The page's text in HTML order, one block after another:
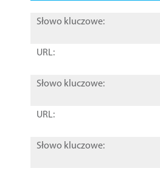
Słowo kluczowe:
URL:
Słowo kluczowe:
URL:
Słowo kluczowe: